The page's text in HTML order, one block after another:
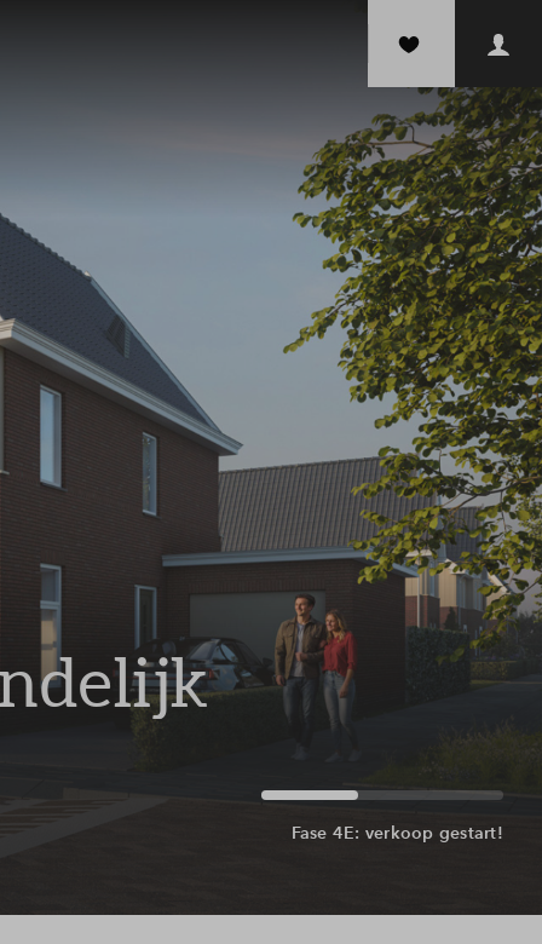
Fase 4E: verkoop gestart!